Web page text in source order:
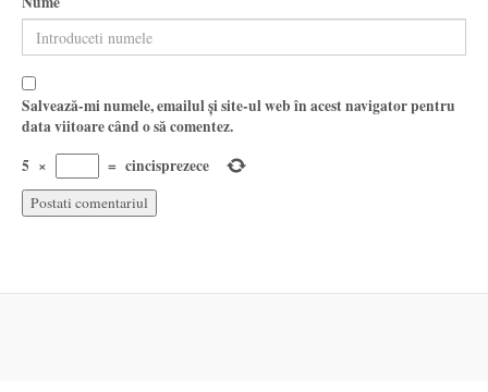
Salvează-mi numele, emailul și site-ul web în acest navigator pentru
data viitoare când o să comentez.
5 × = cincisprezece